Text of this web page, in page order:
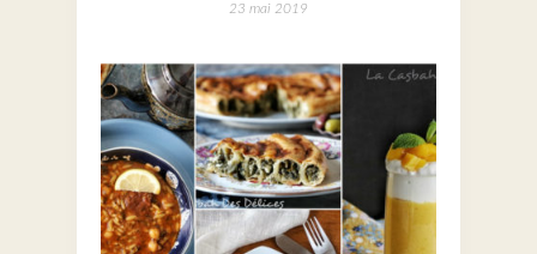
23 mai 2019